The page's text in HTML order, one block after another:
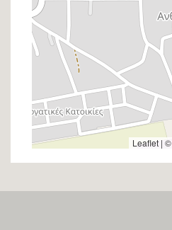
Leaflet | ©